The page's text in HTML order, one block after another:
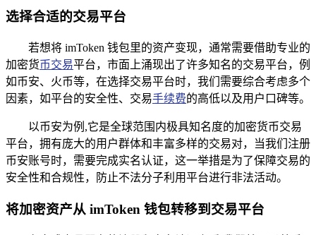
选择合适的交易平台
若想将 imToken 钱包里的资产变现，通常需要借助专业的
加密货币交易平台，市面上涌现出了许多知名的交易平台，例
如币安、火币等，在选择交易平台时，我们需要综合考虑多个
因素，如平台的安全性、交易手续费的高低以及用户口碑等。
以币安为例,它是全球范围内极具知名度的加密货币交易
平台，拥有庞大的用户群体和丰富多样的交易对，当我们注册
币安账号时，需要完成实名认证，这一举措是为了保障交易的
安全性和合规性，防止不法分子利用平台进行非法活动。
将加密资产从 imToken 钱包转移到交易平台